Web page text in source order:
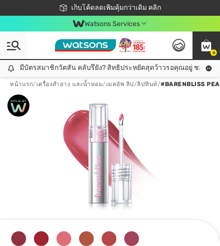
เก็บโค้ดลดเพิ่มคุ้มกว่าเดิม คลิก
ชอปออนไลน์ครั้งแรก ลดเพิ่มจุก ๆ 10%! 🎉
📦ส่งฟรี! เมื่อชอป 499฿
สมาชิกวัตสัน คลับดียังไง?
Watsons Services
0
มีบัตรสมาชิกวัตสัน คลับรึยัง? สิทธิประหยัดสุดว้าวรอคุณอยู่ ชอปคุ้มกว่าเดิม คลิก!
มีบัตรสมาชิกวัตสัน คลับรึยัง? สิทธิประหยัดสุดว้าวรอคุณอยู่ ชอปคุ้มก
หน้าแรก/ เครื่องสำอาง และน้ำหอม/ เมคอัพ ลิป /ลิปทินท์/#BARENBLISS